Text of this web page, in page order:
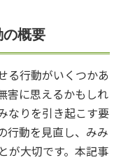
の概要
る行動がいくつかあ
害に思えるかもしれ
なりを引き起こす要
行動を見直し、みみ
が大切です。本記事